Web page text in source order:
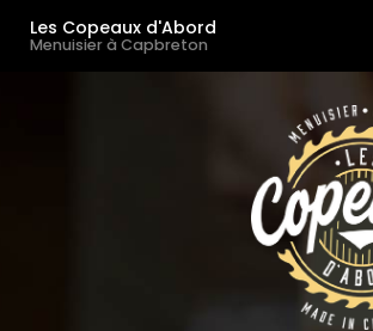
Les Copeaux d'Abord
Menuisier à Capbreton